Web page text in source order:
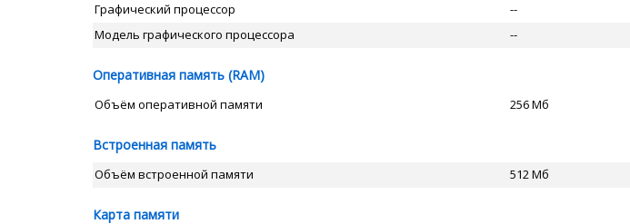
Графический процессор --
Модель графического процессора
--
Оперативная память (RAM)
Объём оперативной памяти 256 Мб
Встроенная память
Объём встроенной памяти 512 Мб
Карта памяти